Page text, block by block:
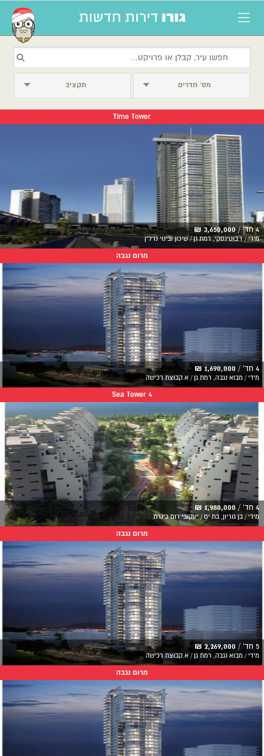
מס׳ חדרים תקציב
Time Tower
4 חד' / 3,650,000 ₪
מידי / ז'בוטינסקי, רמת גן / שיכון ובינוי נדל"ן
מרום נגבה
4 חד' / 1,690,000 ₪
מידי / מבוא נגבה, רמת גן / א.קבוצת רכישה
Sea Tower 4
4 חד' / 1,980,000 ₪
מידי / בן גוריון, בת ים / יעקובי רום כינרת
מרום נגבה
5 חד' / 2,269,000 ₪
מידי / מבוא נגבה, רמת גן / א.קבוצת רכישה
מרום נגבה